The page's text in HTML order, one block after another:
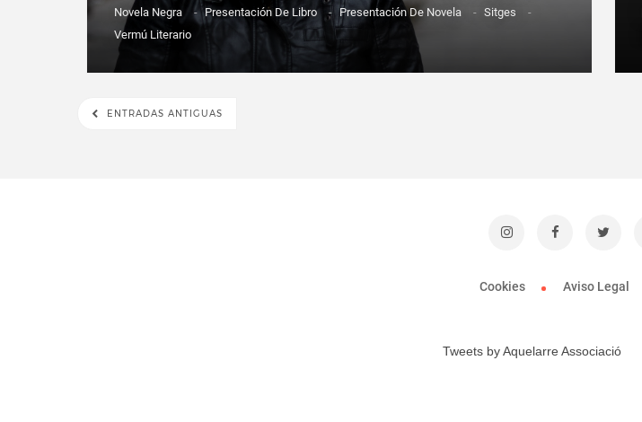
Novela Negra
- Presentación De Libro - Presentación De Novela - Sitges
-
Vermú Literario
ENTRADAS ANTIGUAS
Cookies Aviso Legal
Tweets by Aquelarre Associació